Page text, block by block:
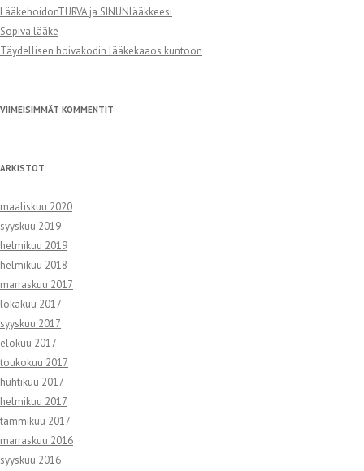
LääkehoidonTURVA ja SINUNlääkkeesi
Sopiva lääke
Täydellisen hoivakodin lääkekaaos kuntoon
VIIMEISIMMÄT KOMMENTIT
ARKISTOT
maaliskuu 2020
syyskuu 2019
helmikuu 2019
helmikuu 2018
marraskuu 2017
lokakuu 2017
syyskuu 2017
elokuu 2017
toukokuu 2017
huhtikuu 2017
helmikuu 2017
tammikuu 2017
marraskuu 2016
syyskuu 2016